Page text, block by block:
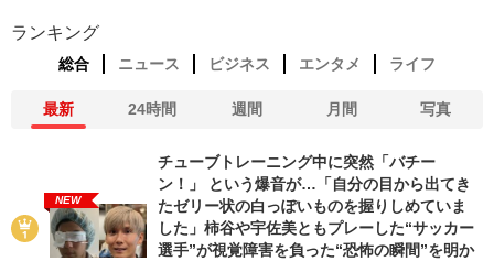
ランキング
総合 ニュース ビジネス エンタメ ライフ
最新 24時間 週間 月間 写真
NEW
チューブトレーニング中に突然「バチー
ン！」 という爆音が…「自分の目から出てき
たゼリー状の白っぽいものを握りしめていま
した」柿谷や宇佐美ともプレーした“サッカー
選手”が視覚障害を負った“恐怖の瞬間”を明か